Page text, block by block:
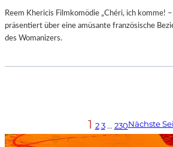
Reem Khericis Filmkomödie „Chéri, ich komme!
präsentiert über eine amüsante französische
des Womanizers.
1 2 3 … 230Nächste